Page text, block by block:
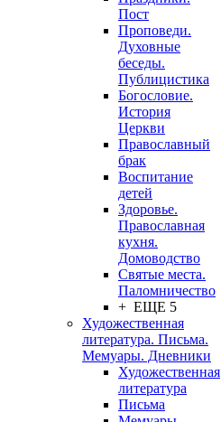
Пост
Проповеди.
Духовные
беседы.
Публицистика
Богословие.
История
Церкви
Православный
брак
Воспитание
детей
Здоровье.
Православная
кухня.
Домоводство
Святые места.
Паломничество
+ ЕЩЕ 5
Художественная
литература. Письма.
Мемуары. Дневники
Художественная
литература
Письма